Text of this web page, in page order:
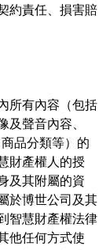
約責任、損害賠
所有內容（包括
聲音內容、
品分類等）的
財產權人的授
及其附屬的資
於博世公司及其
智慧財產權法律
他任何方式使